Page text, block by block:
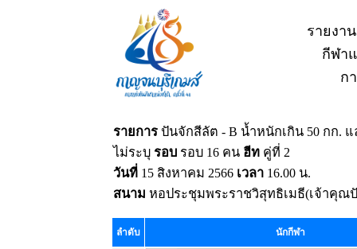
รายงา
กีฬา
ก
รายการ ปันจักสีลัต - B น้ำหนักเกิน 50 กก.
ไม่ระบุ รอบ รอบ 16 คน ฮีท คู่ที่ 2
วันที่ 15 สิงหาคม 2566 เวลา 16.00 น.
สนาม หอประชุมพระราชวิสุทธิเมธี(เจ้าคุณ
ลำดับ นักกีฬา